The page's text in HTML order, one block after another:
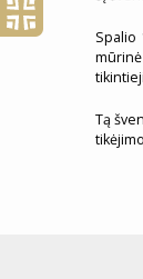
Spalio
Tą